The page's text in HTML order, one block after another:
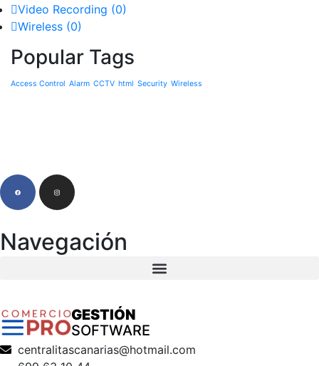
Video Recording (0)
Wireless (0)
Popular Tags
Access Control Alarm CCTV html Security Wireless
Navegación
GESTIÓN
SOFTWARE
centralitascanarias@hotmail.com